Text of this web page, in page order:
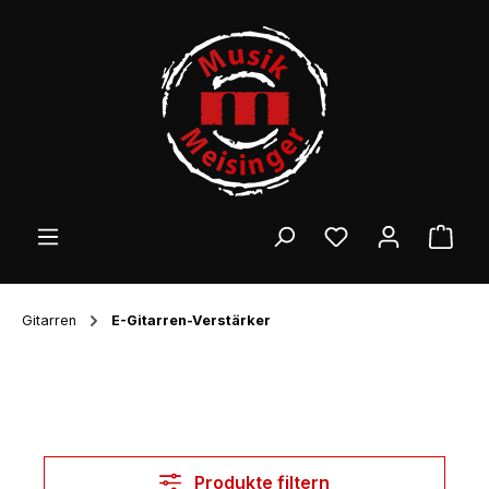
Gitarren E-Gitarren-Verstärker
Produkte filtern